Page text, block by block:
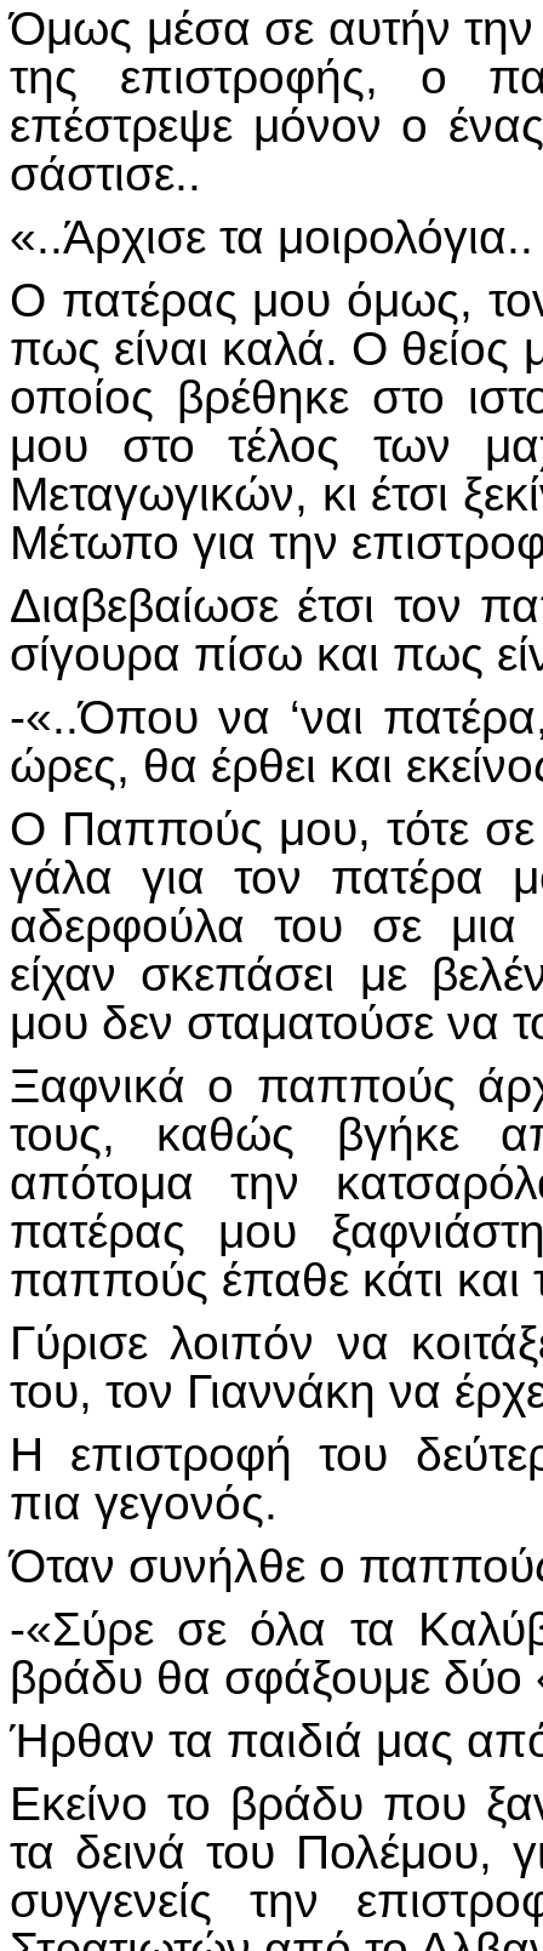
Όμως μέσα σε αυτήν
της επιστροφής, ο
επέστρεψε μόνον ο
σάστισε..
«..Άρχισε τα
Ο πατέρας μου όμως,
πως είναι καλά. Ο θείος
οποίος βρέθηκε στο
μου στο τέλος των
Μεταγωγικών, κι έτσι
Μέτωπο για την
Διαβεβαίωσε έτσι τον
σίγουρα πίσω και πως
-«..Όπου να ‘ναι
ώρες, θα έρθει και
Ο Παππούς μου, τότε
γάλα για τον πατέρα
αδερφούλα του σε μια
είχαν σκεπάσει με
μου δεν σταματούσε να
Ξαφνικά ο παππούς
τους, καθώς βγήκε
απότομα την
πατέρας μου
παππούς έπαθε κάτι
Γύρισε λοιπόν να
του, τον Γιαννάκη να
Η επιστροφή του
πια γεγονός.
Όταν συνήλθε ο
-«Σύρε σε όλα τα
βράδυ θα σφάξουμε
Ήρθαν τα παιδιά μας
Εκείνο το βράδυ που
τα δεινά του Πολέμου,
συγγενείς την